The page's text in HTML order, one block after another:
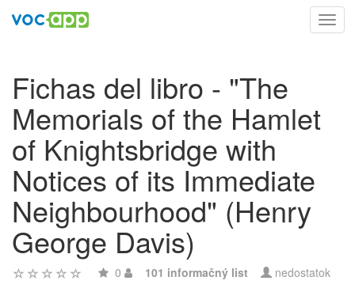
Fichas del libro - "The
Memorials of the Hamlet
of Knightsbridge with
Notices of its Immediate
Neighbourhood" (Henry
George Davis)
0 101 informačný list nedostatok